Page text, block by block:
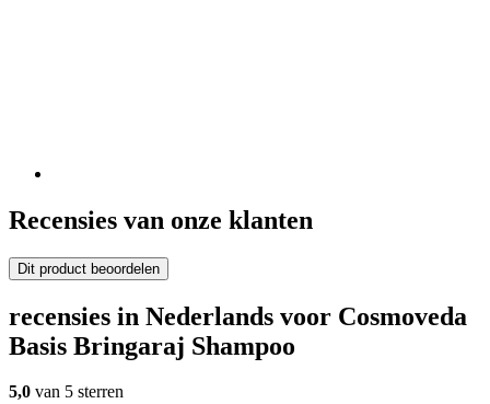
Recensies van onze klanten
Dit product beoordelen
recensies in Nederlands voor Cosmoveda
Basis Bringaraj Shampoo
5,0 van 5 sterren